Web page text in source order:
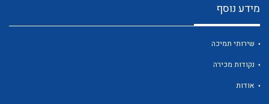
מידע נוסף
שירותי תמיכה
נקודות מכירה
אודות